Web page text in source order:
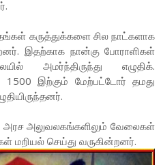
கருத்துக்களை சில நாட்களாக
இதற்காக நான்கு போராளிகள்
அமர்ந்திருந்து எழுதிக்.
இற்கும் மேற்பட்டோர் தமது
அலுவலகங்களிலும் வேலைகள்
செய்து வருகின்றனர்.